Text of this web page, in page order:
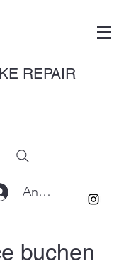
REPAIR
Anmelden
buchen